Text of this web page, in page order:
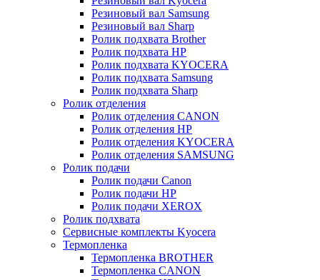
Резиновый вал Samsung
Резиновый вал Sharp
Ролик подхвата Brother
Ролик подхвата HP
Ролик подхвата KYOCERA
Ролик подхвата Samsung
Ролик подхвата Sharp
Ролик отделения
Ролик отделения CANON
Ролик отделения HP
Ролик отделения KYOCERA
Ролик отделения SAMSUNG
Ролик подачи
Ролик подачи Canon
Ролик подачи HP
Ролик подачи XEROX
Ролик подхвата
Сервисные комплекты Kyocera
Термопленка
Термопленка BROTHER
Термопленка CANON